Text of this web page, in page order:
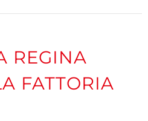
REGINA
FATTORIA